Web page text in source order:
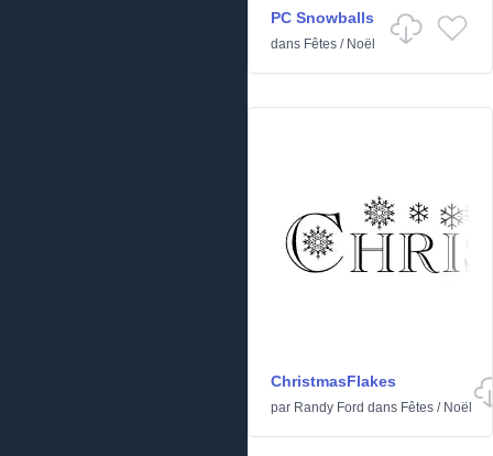
PC Snowballs
dans Fêtes / Noël
ChristmasFlakes
par Randy Ford dans Fêtes / Noël